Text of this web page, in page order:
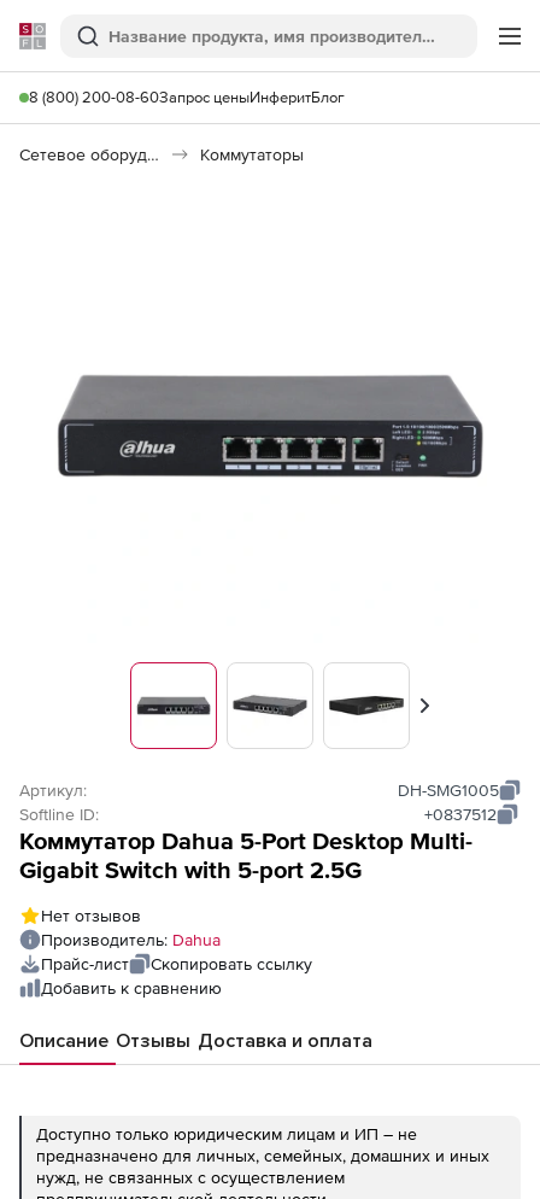
Softline
Поиск
8 (800) 200-08-60Запрос ценыИнферитБлог
Сетевое оборудование Коммутаторы
Вперед
Артикул:
DH-SMG1005
Softline ID:
+0837512
Коммутатор Dahua 5-Port Desktop Multi-
Gigabit Switch with 5-port 2.5G
Нет отзывов
Производитель: Dahua
Прайс-лист
Скопировать ссылку
Добавить к сравнению
Описание Отзывы Доставка и оплата
Доступно только юридическим лицам и ИП – не
предназначено для личных, семейных, домашних и иных
нужд, не связанных с осуществлением